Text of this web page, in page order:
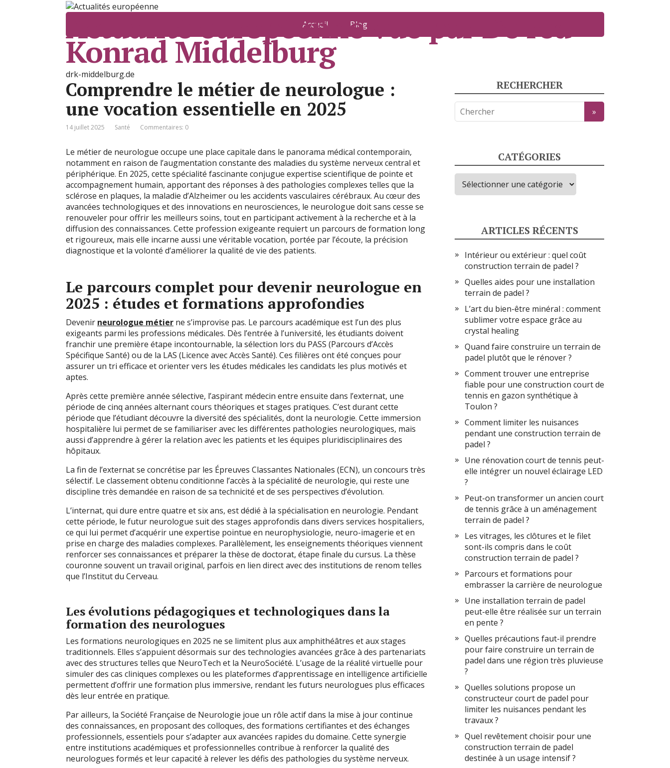
Actualité européenne vue par De red
Konrad Middelburg
drk-middelburg.de
Accueil Blog
Comprendre le métier de neurologue :
une vocation essentielle en 2025
14 juillet 2025 Santé Commentaires: 0
Le métier de neurologue occupe une place capitale dans le panorama médical contemporain,
notamment en raison de l’augmentation constante des maladies du système nerveux central et
périphérique. En 2025, cette spécialité fascinante conjugue expertise scientifique de pointe et
accompagnement humain, apportant des réponses à des pathologies complexes telles que la
sclérose en plaques, la maladie d’Alzheimer ou les accidents vasculaires cérébraux. Au cœur des
avancées technologiques et des innovations en neurosciences, le neurologue doit sans cesse se
renouveler pour offrir les meilleurs soins, tout en participant activement à la recherche et à la
diffusion des connaissances. Cette profession exigeante requiert un parcours de formation long
et rigoureux, mais elle incarne aussi une véritable vocation, portée par l’écoute, la précision
diagnostique et la volonté d’améliorer la qualité de vie des patients.
Le parcours complet pour devenir neurologue en
2025 : études et formations approfondies
Devenir neurologue métier ne s’improvise pas. Le parcours académique est l’un des plus
exigeants parmi les professions médicales. Dès l’entrée à l’université, les étudiants doivent
franchir une première étape incontournable, la sélection lors du PASS (Parcours d’Accès
Spécifique Santé) ou de la LAS (Licence avec Accès Santé). Ces filières ont été conçues pour
assurer un tri efficace et orienter vers les études médicales les candidats les plus motivés et
aptes.
Après cette première année sélective, l’aspirant médecin entre ensuite dans l’externat, une
période de cinq années alternant cours théoriques et stages pratiques. C’est durant cette
période que l’étudiant découvre la diversité des spécialités, dont la neurologie. Cette immersion
hospitalière lui permet de se familiariser avec les différentes pathologies neurologiques, mais
aussi d’apprendre à gérer la relation avec les patients et les équipes pluridisciplinaires des
hôpitaux.
La fin de l’externat se concrétise par les Épreuves Classantes Nationales (ECN), un concours très
sélectif. Le classement obtenu conditionne l’accès à la spécialité de neurologie, qui reste une
discipline très demandée en raison de sa technicité et de ses perspectives d’évolution.
L’internat, qui dure entre quatre et six ans, est dédié à la spécialisation en neurologie. Pendant
cette période, le futur neurologue suit des stages approfondis dans divers services hospitaliers,
ce qui lui permet d’acquérir une expertise pointue en neurophysiologie, neuro-imagerie et en
prise en charge des maladies complexes. Parallèlement, les enseignements théoriques viennent
renforcer ses connaissances et préparer la thèse de doctorat, étape finale du cursus. La thèse
couronne souvent un travail original, parfois en lien direct avec des institutions de renom telles
que l’Institut du Cerveau.
Les évolutions pédagogiques et technologiques dans la
formation des neurologues
Les formations neurologiques en 2025 ne se limitent plus aux amphithéâtres et aux stages
traditionnels. Elles s’appuient désormais sur des technologies avancées grâce à des partenariats
avec des structures telles que NeuroTech et la NeuroSociété. L’usage de la réalité virtuelle pour
simuler des cas cliniques complexes ou les plateformes d’apprentissage en intelligence artificielle
permettent d’offrir une formation plus immersive, rendant les futurs neurologues plus efficaces
dès leur entrée en pratique.
Par ailleurs, la Société Française de Neurologie joue un rôle actif dans la mise à jour continue
des connaissances, en proposant des colloques, des formations certifiantes et des échanges
professionnels, essentiels pour s’adapter aux avancées rapides du domaine. Cette synergie
entre institutions académiques et professionnelles contribue à renforcer la qualité des
neurologues formés et leur capacité à relever les défis des pathologies du système nerveux.
RECHERCHER
CATÉGORIES
Catégories
ARTICLES RÉCENTS
Intérieur ou extérieur : quel coût
construction terrain de padel ?
Quelles aides pour une installation
terrain de padel ?
L’art du bien-être minéral : comment
sublimer votre espace grâce au
crystal healing
Quand faire construire un terrain de
padel plutôt que le rénover ?
Comment trouver une entreprise
fiable pour une construction court de
tennis en gazon synthétique à
Toulon ?
Comment limiter les nuisances
pendant une construction terrain de
padel ?
Une rénovation court de tennis peut-
elle intégrer un nouvel éclairage LED
?
Peut-on transformer un ancien court
de tennis grâce à un aménagement
terrain de padel ?
Les vitrages, les clôtures et le filet
sont-ils compris dans le coût
construction terrain de padel ?
Parcours et formations pour
embrasser la carrière de neurologue
Une installation terrain de padel
peut-elle être réalisée sur un terrain
en pente ?
Quelles précautions faut-il prendre
pour faire construire un terrain de
padel dans une région très pluvieuse
?
Quelles solutions propose un
constructeur court de padel pour
limiter les nuisances pendant les
travaux ?
Quel revêtement choisir pour une
construction terrain de padel
destinée à un usage intensif ?